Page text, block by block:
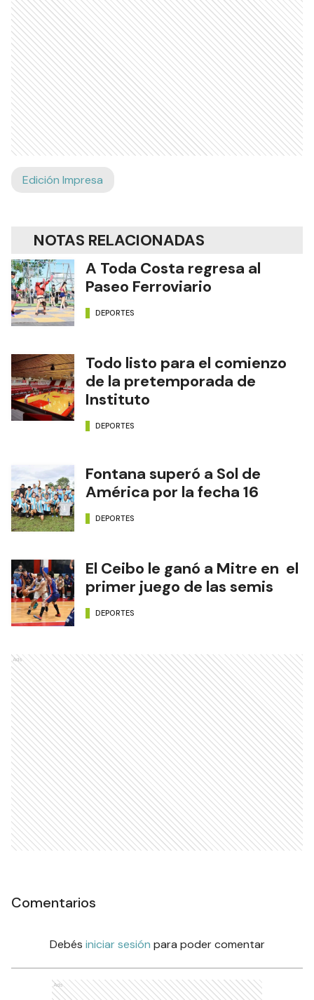
Edición Impresa
NOTAS RELACIONADAS
A Toda Costa regresa al
Paseo Ferroviario
DEPORTES
Todo listo para el comienzo
de la pretemporada de
Instituto
DEPORTES
Fontana superó a Sol de
América por la fecha 16
DEPORTES
El Ceibo le ganó a Mitre en el
primer juego de las semis
DEPORTES
Ads
Comentarios
Debés iniciar sesión para poder comentar
Ads